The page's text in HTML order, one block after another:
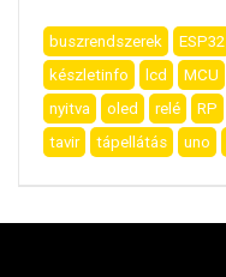
buszrendszerek ESP32
készletinfo
lcd MCU
nyitva
oled relé RP
tavir
tápellátás uno